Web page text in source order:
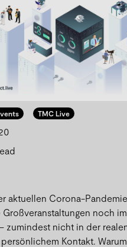
TMC Live
aktuellen Corona-
Großveranstaltungen noch
zumindest nicht in der
Kontakt.